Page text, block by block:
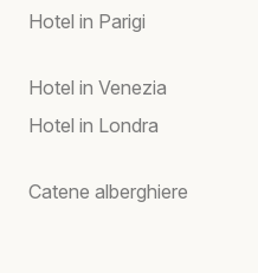
Hotel in Parigi
Hotel in Venezia
Hotel in Londra
Catene alberghiere